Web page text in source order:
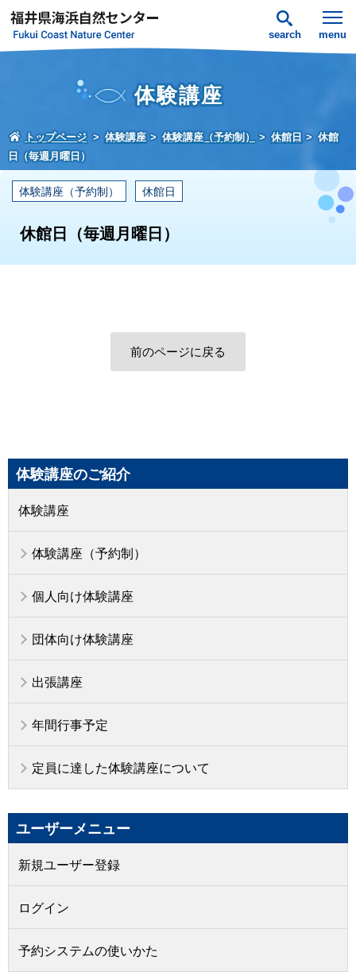
search menu
体験講座
トップページ 体験講座 体験講座（予約制） 休館日
休館
日（毎週月曜日）
体験講座（予約制） 休館日
休館日（毎週月曜日）
前のページに戻る
体験講座のご紹介
体験講座
体験講座（予約制）
個人向け体験講座
団体向け体験講座
出張講座
年間行事予定
定員に達した体験講座について
ユーザーメニュー
新規ユーザー登録
ログイン
予約システムの使いかた